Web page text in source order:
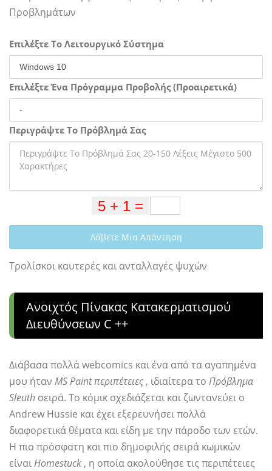
Προβλημάτων
Επιλέξτε Το Λειτουργικό Σύστημα
Επιλέξτε Ένα Πρόγραμμα Προβολής (Προαιρετικά)
Περιγράψτε Το Πρόβλημά Σας
Λάβετε Μια Απάντηση
Τρολίσκοι καυτερές και ανταλλαγές ψυχών
Ανοιχτός Πίνακας Κατακερματισμού
Διευθύνσεων C ++
Διάβασα πολλά webcomics και ένα από τα αγαπημένα
μου ήταν MS Paint περιπέτειες , ιδιαίτερα το Πρόβλημα
Sleuth σειρά. Το κόμικ σχεδιάζεται και ζωντανεύει ο
Andrew Hussie και έχει εξερευνήσει πολλά
διαφορετικά θέματα και είδη με την πάροδο των ετών.
Η πιο πρόσφατη και πιο δημοφιλής σειρά κωμικών
είναιHomestuck , η οποία ακολούθησε τις περιπέτειες